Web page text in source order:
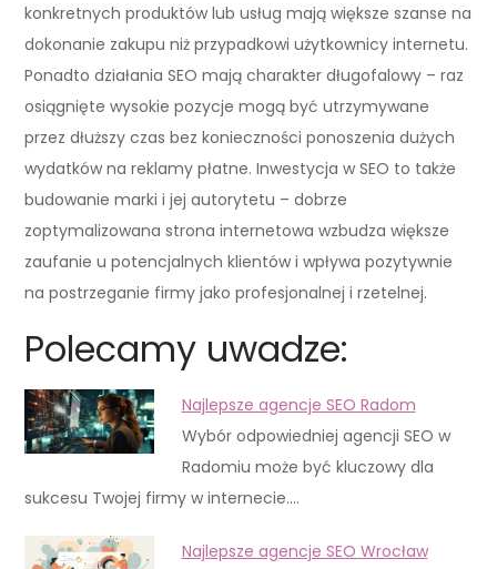
konkretnych produktów lub usług mają większe szanse na
dokonanie zakupu niż przypadkowi użytkownicy internetu.
Ponadto działania SEO mają charakter długofalowy – raz
osiągnięte wysokie pozycje mogą być utrzymywane
przez dłuższy czas bez konieczności ponoszenia dużych
wydatków na reklamy płatne. Inwestycja w SEO to także
budowanie marki i jej autorytetu – dobrze
zoptymalizowana strona internetowa wzbudza większe
zaufanie u potencjalnych klientów i wpływa pozytywnie
na postrzeganie firmy jako profesjonalnej i rzetelnej.
Polecamy uwadze:
Najlepsze agencje SEO Radom
Wybór odpowiedniej agencji SEO w
Radomiu może być kluczowy dla
sukcesu Twojej firmy w internecie.…
Najlepsze agencje SEO Wrocław